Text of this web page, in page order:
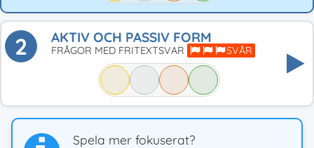
2 AKTIV OCH PASSIV FORM
FRÅGOR MED FRITEXTSVAR SVÅR
Spela mer fokuserat?